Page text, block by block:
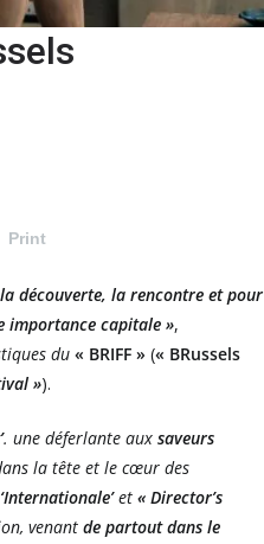
Print
découverte, la rencontre et pour
importance capitale »,
du « BRIFF » (« BRussels
»).
. une déferlante aux saveurs
la tête et le cœur des
et « Director’s
venant de partout dans le